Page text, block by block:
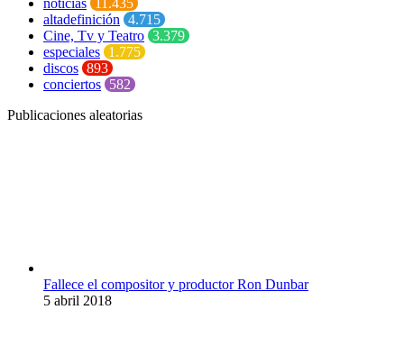
noticias 11.435
altadefinición 4.715
Cine, Tv y Teatro 3.379
especiales 1.775
discos 893
conciertos 582
Publicaciones aleatorias
Fallece el compositor y productor Ron Dunbar
5 abril 2018